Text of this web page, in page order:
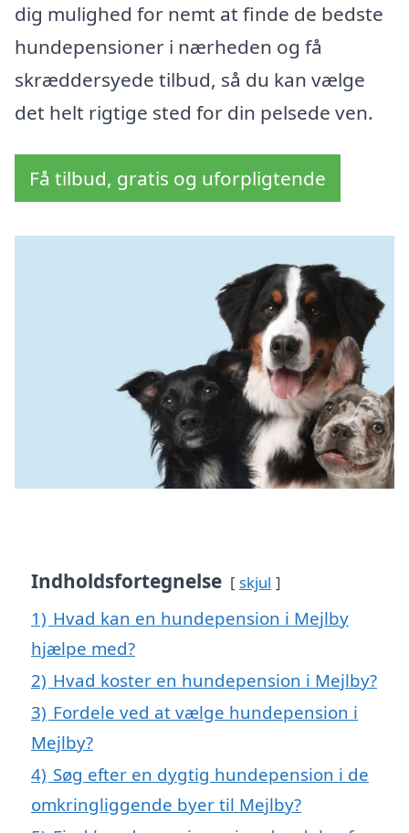
dig mulighed for nemt at finde de bedste
hundepensioner i nærheden og få
skræddersyede tilbud, så du kan vælge
det helt rigtige sted for din pelsede ven.
Få tilbud, gratis og uforpligtende
Indholdsfortegnelse skjul
1) Hvad kan en hundepension i Mejlby
hjælpe med?
2) Hvad koster en hundepension i Mejlby?
3) Fordele ved at vælge hundepension i
Mejlby?
4) Søg efter en dygtig hundepension i de
omkringliggende byer til Mejlby?